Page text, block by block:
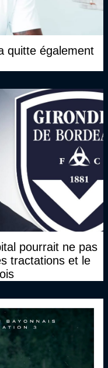
quitte également
pourrait ne pas
tractations et le